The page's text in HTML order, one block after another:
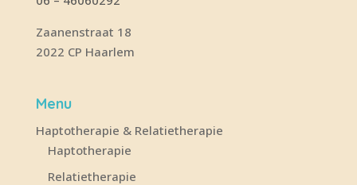
Zaanenstraat 18
2022 CP Haarlem
Menu
Haptotherapie & Relatietherapie
Haptotherapie
Relatietherapie